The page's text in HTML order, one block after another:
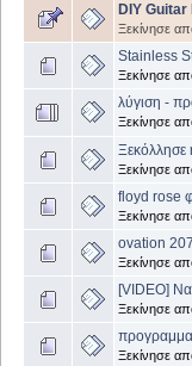
DIY
Ξεκίνησε
Stainless
Ξεκίνησε
λύγιση -
Ξεκίνησε
Ξεκόλλησε
Ξεκίνησε
floyd rose
Ξεκίνησε
ovation
Ξεκίνησε
[VIDEO]
Ξεκίνησε
προγραμμα
Ξεκίνησε